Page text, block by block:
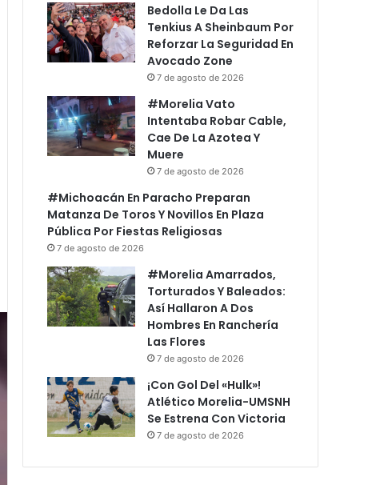
Bedolla Le Da Las
Tenkius A Sheinbaum Por
Reforzar La Seguridad En
Avocado Zone
7 de agosto de 2026
#Morelia Vato
Intentaba Robar Cable,
Cae De La Azotea Y
Muere
7 de agosto de 2026
#Michoacán En Paracho Preparan
Matanza De Toros Y Novillos En Plaza
Pública Por Fiestas Religiosas
7 de agosto de 2026
#Morelia Amarrados,
Torturados Y Baleados:
Así Hallaron A Dos
Hombres En Ranchería
Las Flores
7 de agosto de 2026
¡Con Gol Del «Hulk»!
Atlético Morelia-UMSNH
Se Estrena Con Victoria
7 de agosto de 2026